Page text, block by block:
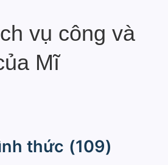
vụ công và
Mĩ
thức (109)